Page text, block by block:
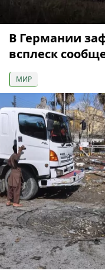
В Германии
всплеск
МИР